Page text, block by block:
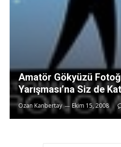
Amatör Gökyüzü
Yarışması’na Siz de
Ozan Kanbertay Ekim 15, 2008